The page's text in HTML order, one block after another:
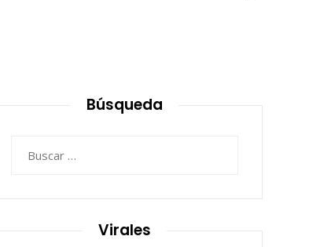
Búsqueda
Virales